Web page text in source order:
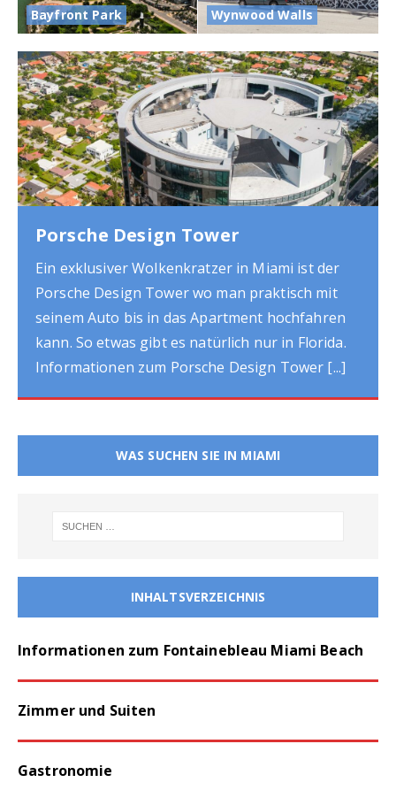
Bayfront Park Wynwood Walls
Jungle Island
Ein schöner Tierpark in Miami ist Jungle Island
der sich auf der Insel Watson Island befindet.
Auf einer Fläche von 7,3 Hektar findet man dort
viele Tiere und auch eine tropische
Gartenlandschaft. Informationen zu Jungle [...]
WAS SUCHEN SIE IN MIAMI
INHALTSVERZEICHNIS
Informationen zum Fontainebleau Miami Beach
Zimmer und Suiten
Gastronomie